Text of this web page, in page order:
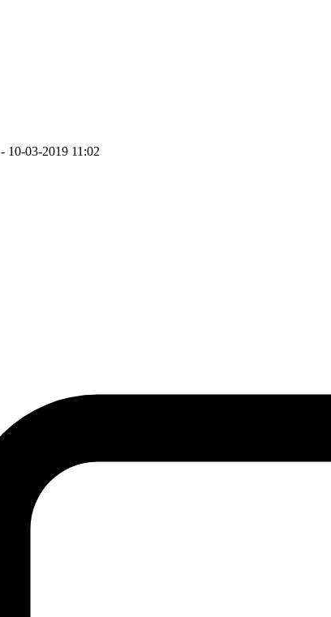
- 10-03-2019 11:02